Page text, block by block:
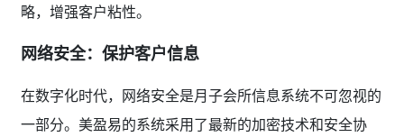
略，增强客户粘性。
网络安全：保护客户信息
在数字化时代，网络安全是月子会所信息系统不可忽视的
一部分。美盈易的系统采用了最新的加密技术和安全协